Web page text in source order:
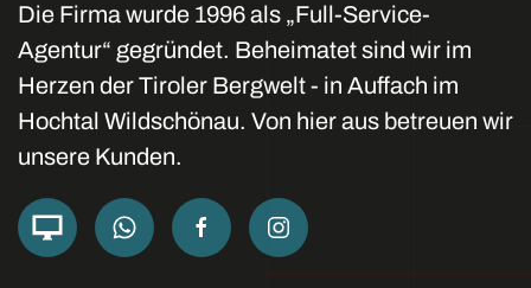
Die Firma wurde 1996 als „Full-Service-
Agentur“ gegründet. Beheimatet sind wir im
Herzen der Tiroler Bergwelt - in Auffach im
Hochtal Wildschönau. Von hier aus betreuen wir
unsere Kunden.